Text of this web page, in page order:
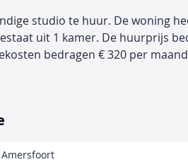
studio te huur. De woning
uit 1 kamer. De huurprijs
bedragen € 320 per
Amersfoort